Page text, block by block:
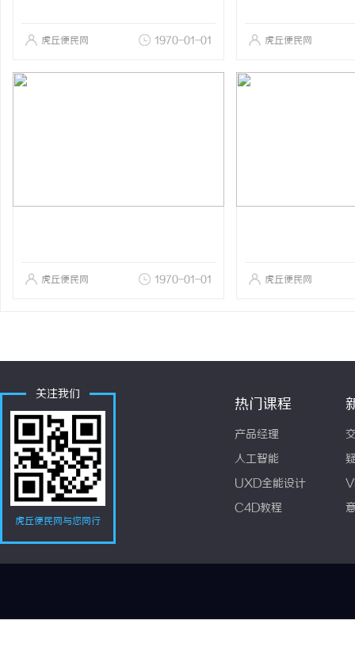
虎丘便民网 1970-01-01 虎丘便民网
虎丘便民网 1970-01-01 虎丘便民网
关注我们
虎丘便民网与您同行
热门课程
产品经理
人工智能
UXD全能设计
C4D教程